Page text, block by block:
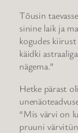
Tõusin
sinine laik ja
kogudes
käidki
nägema.”
Hetke pärast
“Mis värvi on
pruuni